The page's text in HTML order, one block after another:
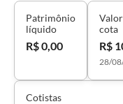
Patrimônio
líquido
R$ 0,00
cota
R$
28/
Cotistas